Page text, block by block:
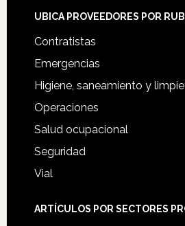
UBICA PROVEEDORES POR
Contratistas
Emergencias
Higiene, saneamiento y
Operaciones
Salud ocupacional
Seguridad
Vial
ARTÍCULOS POR SECTORES